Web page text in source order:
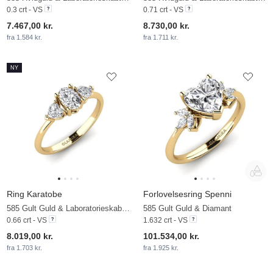
0.3 crt - VS
7.467,00 kr.
fra 1.584 kr.
0.71 crt - VS
8.730,00 kr.
fra 1.711 kr.
Ring Karatobe
0.66 crt - VS
8.019,00 kr.
fra 1.703 kr.
NY
Forlovelsesring Spenni
585 Gult Guld & Diamant
1.632 crt - VS
101.534,00 kr.
fra 1.925 kr.